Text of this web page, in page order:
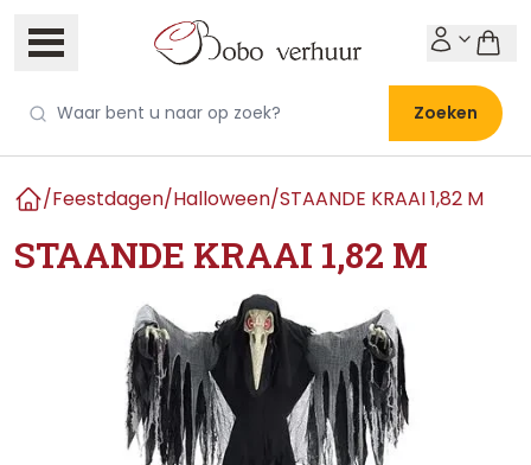
Zoeken
/Feestdagen/Halloween/STAANDE KRAAI 1,82 M
STAANDE KRAAI 1,82 M